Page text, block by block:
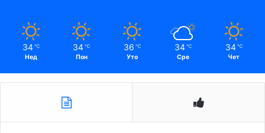
34 ℃
Нед
34 ℃
Пон
36 ℃
Уто
34 ℃
Сре
34 ℃
Чет